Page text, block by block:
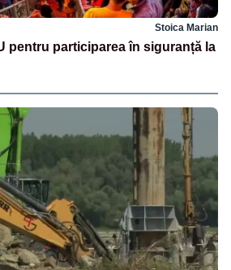
Stoica Marian
pentru participarea în siguranță la